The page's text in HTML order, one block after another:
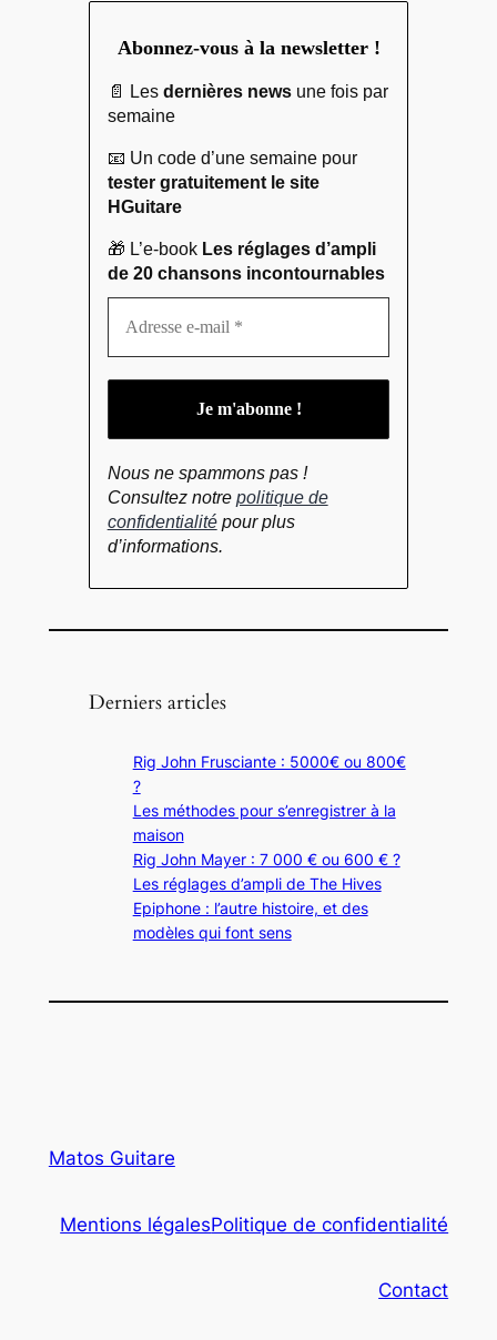
Abonnez-vous à la newsletter !
📄 Les dernières newsune fois par
semaine
📧 Un code d’une semaine pour
tester gratuitement le site
HGuitare
🎁 L’e-book Les réglages d’ampli
de 20 chansons incontournables
Nous ne spammons pas !
Consultez notre politique de
confidentialitépour plus
d’informations.
Derniers articles
Rig John Frusciante : 5000€ ou 800€
?
Les méthodes pour s’enregistrer à la
maison
Rig John Mayer : 7 000 € ou 600 € ?
Les réglages d’ampli de The Hives
Epiphone : l’autre histoire, et des
modèles qui font sens
Matos Guitare
Mentions légalesPolitique de confidentialité
Contact